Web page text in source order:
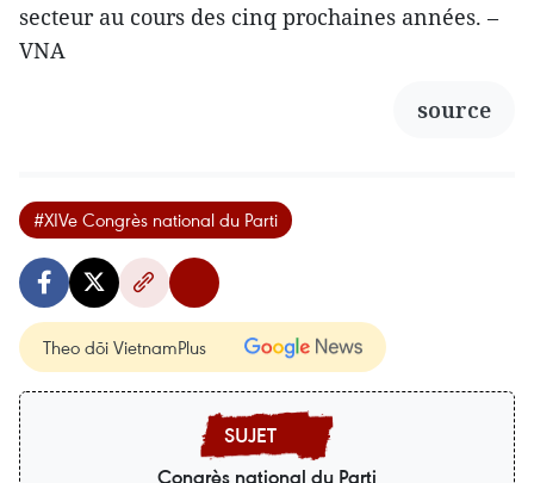
secteur au cours des cinq prochaines années. –
VNA
source
#XIVe Congrès national du Parti
Theo dõi VietnamPlus
Congrès national du Parti